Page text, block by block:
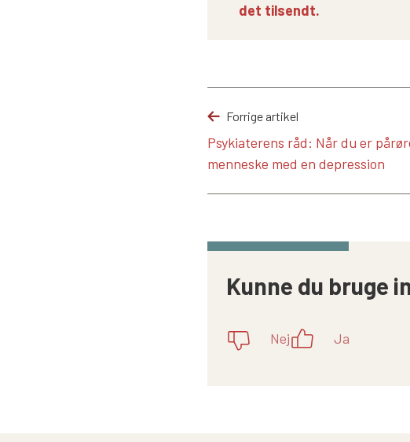
det tilsendt.
Forrige artikel
Psykiaterens råd: Når du er
menneske med en depression
Kunne du bruge
Nej Ja